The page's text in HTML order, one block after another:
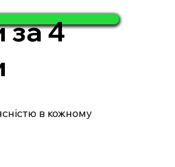
за 4
в кожному